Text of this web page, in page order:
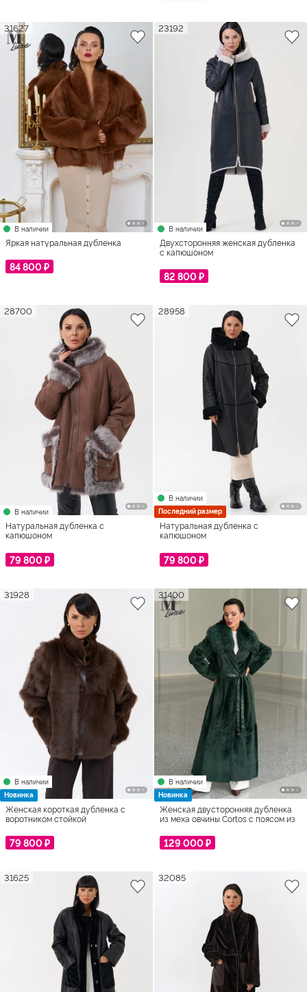
В наличии
31627
Яркая натуральная дубленка
84 800 ₽
В наличии
23192
Двухсторонняя женская дубленка
с капюшоном
82 800 ₽
В наличии
28700
Натуральная дубленка с
капюшоном
79 800 ₽
В наличии
Последний размер
28958
Натуральная дубленка с
капюшоном
79 800 ₽
В наличии
Новинка
31928
Женская короткая дубленка с
воротником стойкой
79 800 ₽
В наличии
Новинка
31400
Женская двусторонняя дубленка
из меха овчины Cortos с поясом из
129 000 ₽
31625 32085